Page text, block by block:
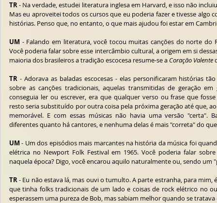
TR - Na verdade, estudei literatura inglesa em Harvard, e isso não
Mas eu aproveitei todos os cursos que eu poderia fazer e tivesse algo
histórias. Penso que, no entanto, o que mais ajudou foi estar em
UM - Falando em literatura, você tocou muitas canções do norte do
Você poderia falar sobre esse intercâmbio cultural, a origem em si
maioria dos brasileiros a tradição escocesa resume-se a Coração Valente
TR - Adorava as baladas escocesas - elas personificaram histórias
sobre as canções tradicionais, aquelas transmitidas de geração
conseguia ler ou escrever, era que qualquer verso ou frase que
resto seria substituído por outra coisa pela próxima geração até que,
memorável. E com essas músicas não havia uma versão "certa".
diferentes quanto há cantores, e nenhuma delas é mais "correta" do
UM - Um dos episódios mais marcantes na história da música foi
elétrica no Newport Folk Festival em 1965. Você poderia falar
naquela época? Digo, você encarou aquilo naturalmente ou, sendo um
TR - Eu não estava lá, mas ouvi o tumulto. A parte estranha, para mim,
que tinha folks tradicionais de um lado e coisas de rock elétrico no
esperassem uma pureza de Bob, mas sabiam melhor quando se tratava